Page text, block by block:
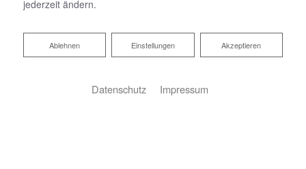
jederzeit ändern.
Akzeptieren
Einstellungen
Ablehnen
Ablehnen
Datenschutz Impressum